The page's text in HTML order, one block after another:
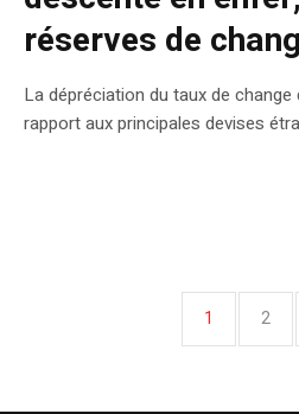
réserves de
La dépréciation du taux de
rapport aux principales devises
1 2